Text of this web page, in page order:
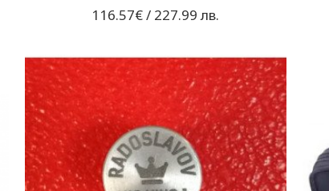
116.57€ / 227.99 лв.